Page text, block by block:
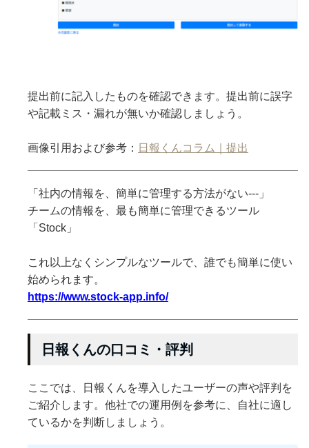
提出前に記入したものを確認できます。提出前に誤字
や記載ミス・漏れが無いか確認しましょう。
画像引用および参考： 日報くんコラム｜提出
「社内の情報を、簡単に管理する方法がない---」
チームの情報を、最も簡単に管理できるツール
「Stock」
これ以上なくシンプルなツールで、誰でも簡単に使い
始められます。
https://www.stock-app.info/
日報くんの口コミ・評判
ここでは、日報くんを導入したユーザーの声や評判を
ご紹介します。他社での運用例を参考に、自社に適し
ているかを判断しましょう。